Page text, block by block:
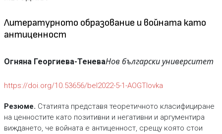
Литературното образование и войната като
антиценност
Огняна Георгиева-ТеневаНов български университет
https://doi.org/10.53656/bel2022-5-1-AOGTlovka
Резюме. Статията представя теоретичното класифициране
на ценностите като позитивни и негативни и аргументира
виждането, че войната е антиценност, срещу която стои